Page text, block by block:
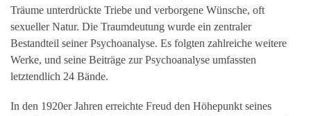
Träume unterdrückte Triebe und verborgene Wünsche, oft
sexueller Natur. Die Traumdeutung wurde ein zentraler
Bestandteil seiner Psychoanalyse. Es folgten zahlreiche weitere
Werke, und seine Beiträge zur Psychoanalyse umfassten
letztendlich 24 Bände.
In den 1920er Jahren erreichte Freud den Höhepunkt seines